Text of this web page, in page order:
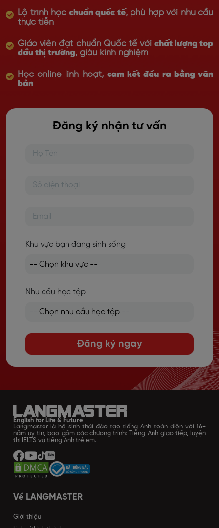
Lộ trình học chuẩn quốc tế, phù hợp với nhu cầu
thực tiễn
Giáo viên đạt chuẩn Quốc tế với chất lượng top
đầu thị trường, giàu kinh nghiệm
Học online linh hoạt, cam kết đầu ra bằng văn
bản
Đăng ký nhận tư vấn
Khu vực bạn đang sinh sống
Nhu cầu học tập
Đăng ký ngay
English for Life & Future
Langmaster là hệ sinh thái đào tạo tiếng Anh toàn diện với 16+
năm uy tín, bao gồm các chương trình: Tiếng Anh giao tiếp, luyện
thi IELTS và tiếng Anh trẻ em.
Về LANGMASTER
Giới thiệu